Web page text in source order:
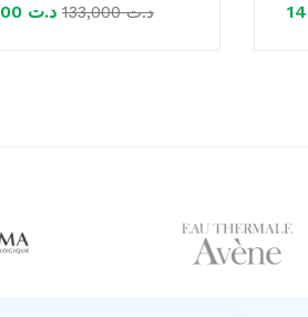
د.ت د.ت133,000